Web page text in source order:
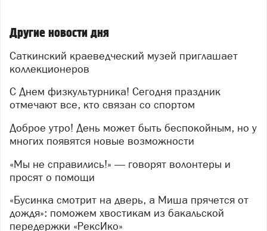
Другие новости дня
Саткинский краеведческий музей приглашает
коллекционеров
С Днем физкультурника! Сегодня праздник
отмечают все, кто связан со спортом
Доброе утро! День может быть беспокойным, но у
многих появятся новые возможности
«Мы не справились!» — говорят волонтеры и
просят о помощи
«Бусинка смотрит на дверь, а Миша прячется от
дождя»: поможем хвостикам из бакальской
передержки «РексИко»